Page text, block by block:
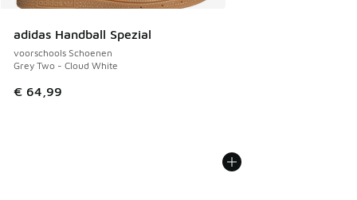
adidas Handball Spezial
voorschools Schoenen
Grey Two - Cloud White
€ 64,99